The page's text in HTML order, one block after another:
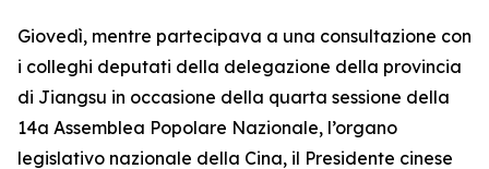
Giovedì, mentre partecipava a una consultazione con
i colleghi deputati della delegazione della provincia
di Jiangsu in occasione della quarta sessione della
14a Assemblea Popolare Nazionale, l’organo
legislativo nazionale della Cina, il Presidente cinese